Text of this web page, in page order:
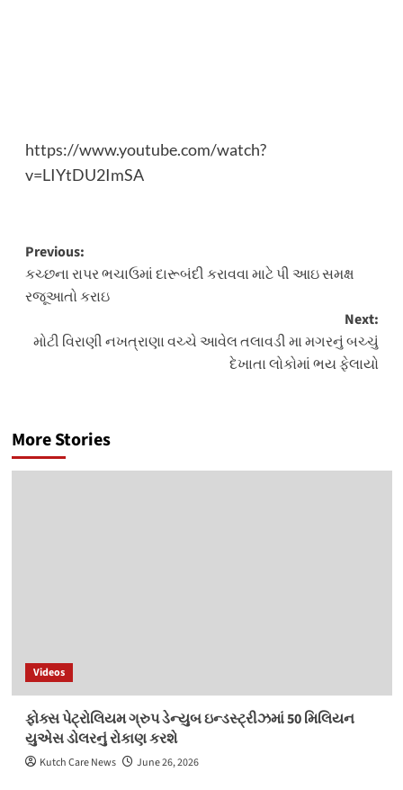
https://www.youtube.com/watch?
v=LIYtDU2ImSA
Post
navigation
Previous:
કચ્છના રાપર ભચાઉમાં દારૂબંદી કરાવવા માટે પી આઇ સમક્ષ
રજૂઆતો કરાઇ
Next:
મોટી વિરાણી નખત્રાણા વચ્ચે આવેલ તલાવડી મા મગરનું બચ્ચું
દેખાતા લોકોમાં ભય ફેલાયો
More Stories
Videos
ફોક્સ પેટ્રોલિયમ ગ્રુપ ડેન્યુબ ઇન્ડસ્ટ્રીઝમાં 50 મિલિયન
યુએસ ડોલરનું રોકાણ કરશે
Kutch Care News June 26, 2026